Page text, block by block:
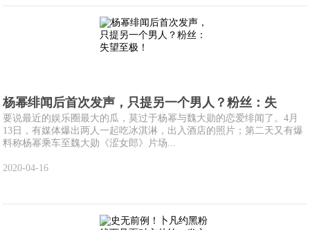
杨幂绯闻后首次发声，只提另一个男人？粉丝：失
要说最近的娱乐圈最大的瓜，莫过于杨幂与魏大勋的恋爱绯闻了。4月
13日，有媒体爆出两人一起吃冰淇淋，出入酒店的照片；第二天又有爆
料称杨幂乘车至魏大勋《涩女郎》片场...
2020-04-16